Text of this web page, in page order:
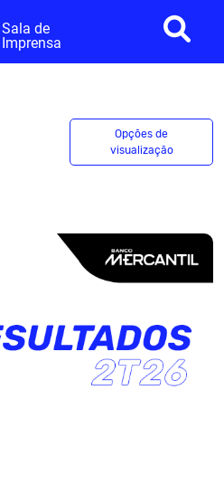
Sala de
Imprensa
Opções de
visualização